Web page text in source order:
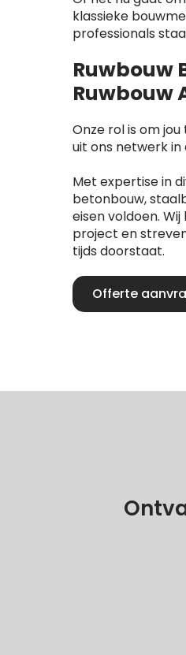
klassieke
professionals
Ruwbouw
Ruwbouw
Onze rol is om
uit ons netwerk in
Met expertise in
betonbouw,
eisen voldoen.
project en
tijds doorstaat.
Offerte